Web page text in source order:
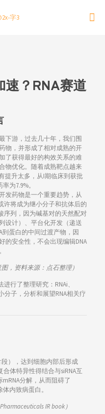
速？RNA赛道
下游，过去几十年，我们围
物，并形成了相对成熟的开
了获得最好的构效关系的难
物优化。随着成熟靶点越来
提升太多，从I期临床到获批
为7.9%。
发药物是一个重要趋势，从
许将成为继小分子和抗体后的
序列，因为碱基对的天然配对
设计）、平台化开发（递送
到蛋白的中间过渡产物，因
的安全性，不会出现编辑DNA
，资料来源：点石整理）
行了整理研究：RNAi、
分子，分析和展望RNA相关疗
段），达到细胞内部后形成
合体特异性得结合与siRNA互
分解，从而阻碍了
内致病蛋白。
IR book）